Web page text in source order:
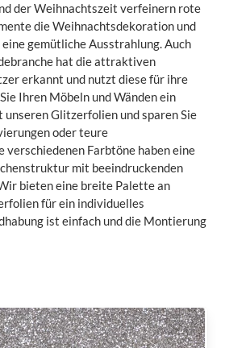
der Weihnachtszeit verfeinern rote
die Weihnachtsdekoration und
gemütliche Ausstrahlung. Auch
hat die attraktiven
erkannt und nutzt diese für ihre
Ihren Möbeln und Wänden ein
unseren Glitzerfolien und sparen Sie
oder teure
verschiedenen Farbtöne haben eine
mit beeindruckenden
bieten eine breite Palette an
für ein individuelles
ist einfach und die Montierung